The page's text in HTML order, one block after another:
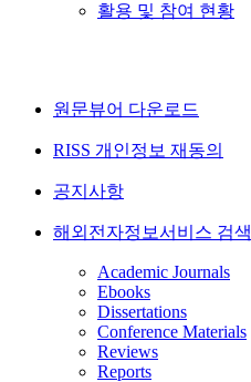
활용 및 참여 현황
원문뷰어 다운로드
RISS 개인정보 재동의
공지사항
해외전자정보서비스 검색
Academic Journals
Ebooks
Dissertations
Conference Materials
Reviews
Reports